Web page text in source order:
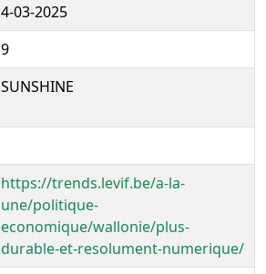
4-03-2025
9
SUNSHINE
https://trends.levif.be/a-la-
une/politique-
economique/wallonie/plus-
durable-et-resolument-numerique/